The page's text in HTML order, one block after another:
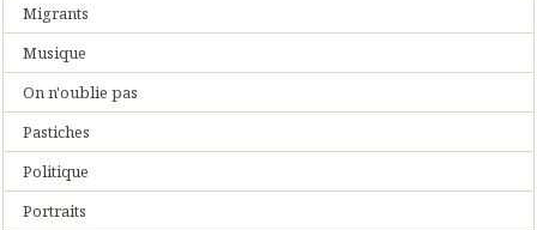
Migrants
Musique
On n'oublie pas
Pastiches
Politique
Portraits